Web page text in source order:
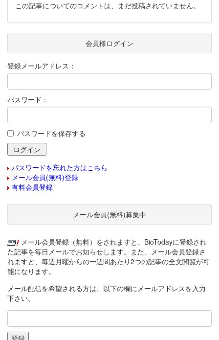
この記事についてのコメントは、まだ投稿されていません。
会員様ログイン
登録メールアドレス：
パスワード：
パスワードを保存する
パスワードを忘れた方はこちら
メール会員(無料)登録
有料会員登録
メール会員(無料)募集中
メール会員登録（無料）をされますと、BioTodayに登録され
た記事を毎日メールでお知らせします。また、メール会員登録さ
れますと、毎週月曜からの一週間あたり2つの記事の全文閲覧が可
能になります。
メール配信を希望される方は、以下の欄にメールアドレスを入力
下さい。